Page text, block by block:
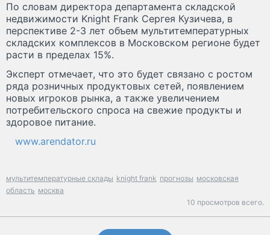
По словам директора департамента складской
недвижимости Knight Frank Сергея Кузичева, в
перспективе 2-3 лет объем мультитемпературных
складских комплексов в Московском регионе будет
расти в пределах 15%.
Эксперт отмечает, что это будет связано с ростом
ряда розничных продуктовых сетей, появлением
новых игроков рынка, а также увеличением
потребительского спроса на свежие продукты и
здоровое питание.
www.arendator.ru
мультитемпературные склады knight frank прогнозы московская
область москва
10 просмотров всего.